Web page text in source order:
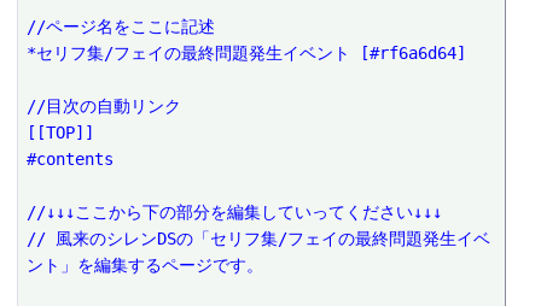
//ページ名をここに記述
*セリフ集/フェイの最終問題発生イベント [#rf6a6d64]
//目次の自動リンク
[[TOP]]
#contents
//↓↓↓ここから下の部分を編集していってください↓↓↓
// 風来のシレンDSの「セリフ集/フェイの最終問題発生イベ
ント」を編集するページです。